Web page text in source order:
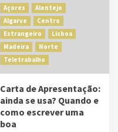
Açores
Alentejo
Algarve
Centro
Estrangeiro
Lisboa
Madeira
Norte
Teletrabalho
Carta de Apresentação:
ainda se usa? Quando e
como escrever uma
boa